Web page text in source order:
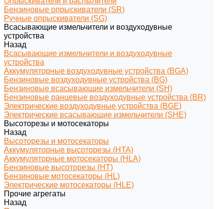
Бензиновые опрыскиватели (SR)
Ручные опрыскиватели (SG)
Всасывающие измельчители и воздуходувные
устройства
Назад
Всасывающие измельчители и воздуходувные
устройства
Аккумуляторные воздуходувные устройства (BGA)
Бензиновые воздуходувные устройства (BG)
Бензиновые всасывающие измельчители (SH)
Бензиновые ранцевые воздуходувные устройства (BR)
Электрические воздуходувные устройства (BGE)
Электрические всасывающие измельчители (SHE)
Высоторезы и мотосекаторы
Назад
Высоторезы и мотосекаторы
Аккумуляторные высоторезы (HTA)
Аккумуляторные мотосекаторы (HLA)
Бензиновые высоторезы (HT)
Бензиновые мотосекаторы (HL)
Электрические мотосекаторы (HLE)
Прочие агрегаты
Назад